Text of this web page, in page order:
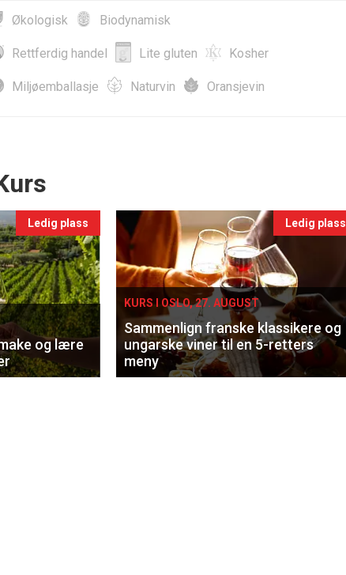
Økologisk Biodynamisk
Rettferdig handel Lite gluten Kosher
Miljøemballasje Naturvin Oransjevin
Ledig plass
og lære
Ledig plass
KURS I OSLO, 27. AUGUST
Sammenlign franske klassikere og
ungarske viner til en 5-retters
meny